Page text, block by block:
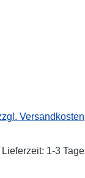
Versandkosten
1-3 Tage